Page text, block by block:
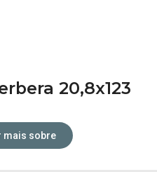
20,8x123
mais sobre